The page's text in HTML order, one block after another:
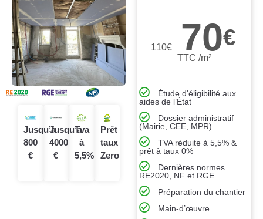
110€ 70€
TTC /m²
Étude d'éligibilité aux
aides de l’État
Dossier administratif
(Mairie, CEE, MPR)
TVA réduite à 5,5% &
prêt à taux 0%
Dernières normes
RE2020, NF et RGE
Préparation du chantier
Main-d’œuvre
Jusqu’à
800
€
Jusqu’à
4000
€
Tva
à
5,5%
Prêt
taux
Zero